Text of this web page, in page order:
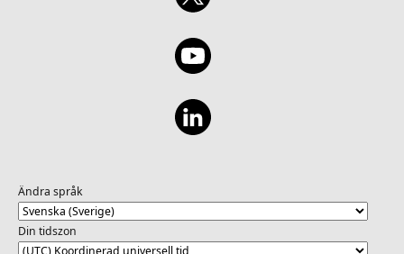
Ändra språk
Din tidszon